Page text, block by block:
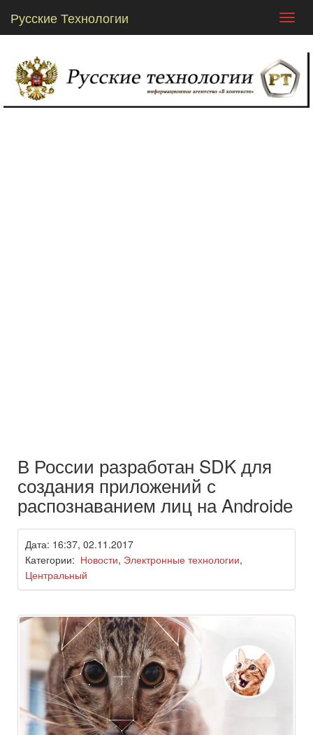
Русские Технологии
В России разработан SDK для
создания приложений с
распознаванием лиц на Androidе
Дата: 16:37, 02.11.2017
Категории: Новости, Электронные технологии,
Центральный